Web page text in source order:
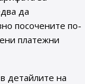
да
посочените по-
платежни
детайлите на